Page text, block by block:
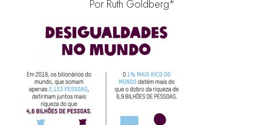
Por Ruth Goldberg*